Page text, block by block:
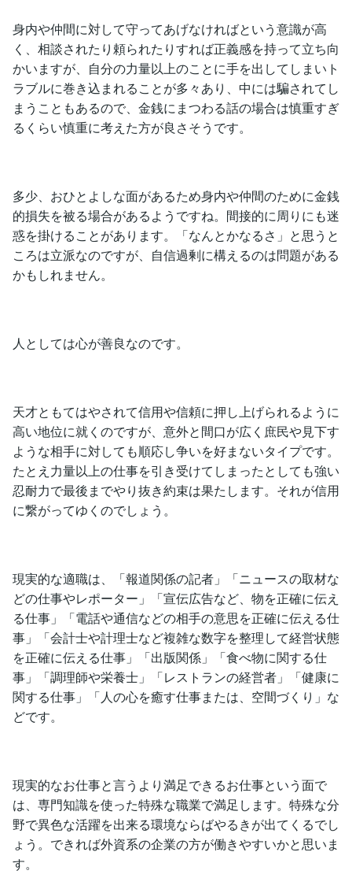
身内や仲間に対して守ってあげなければという意識が高
く、相談されたり頼られたりすれば正義感を持って立ち向
かいますが、自分の力量以上のことに手を出してしまいト
ラブルに巻き込まれることが多々あり、中には騙されてし
まうこともあるので、金銭にまつわる話の場合は慎重すぎ
るくらい慎重に考えた方が良さそうです。
多少、おひとよしな面があるため身内や仲間のために金銭
的損失を被る場合があるようですね。間接的に周りにも迷
惑を掛けることがあります。「なんとかなるさ」と思うと
ころは立派なのですが、自信過剰に構えるのは問題がある
かもしれません。
人としては心が善良なのです。
天才ともてはやされて信用や信頼に押し上げられるように
高い地位に就くのですが、意外と間口が広く庶民や見下す
ような相手に対しても順応し争いを好まないタイプです。
たとえ力量以上の仕事を引き受けてしまったとしても強い
忍耐力で最後までやり抜き約束は果たします。それが信用
に繋がってゆくのでしょう。
現実的な適職は、「報道関係の記者」「ニュースの取材な
どの仕事やレポーター」「宣伝広告など、物を正確に伝え
る仕事」「電話や通信などの相手の意思を正確に伝える仕
事」「会計士や計理士など複雑な数字を整理して経営状態
を正確に伝える仕事」「出版関係」「食べ物に関する仕
事」「調理師や栄養士」「レストランの経営者」「健康に
関する仕事」「人の心を癒す仕事または、空間づくり」な
どです。
現実的なお仕事と言うより満足できるお仕事という面で
は、専門知識を使った特殊な職業で満足します。特殊な分
野で異色な活躍を出来る環境ならばやるきが出てくるでし
ょう。できれば外資系の企業の方が働きやすいかと思いま
す。